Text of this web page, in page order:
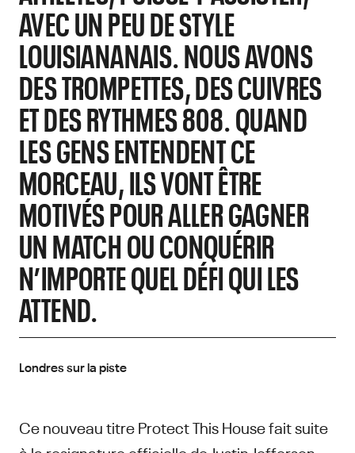
AVEC UN PEU DE STYLE
LOUISIANANAIS. NOUS AVONS
DES TROMPETTES, DES CUIVRES
ET DES RYTHMES 808. QUAND
LES GENS ENTENDENT CE
MORCEAU, ILS VONT ÊTRE
MOTIVÉS POUR ALLER GAGNER
UN MATCH OU CONQUÉRIR
N’IMPORTE QUEL DÉFI QUI LES
ATTEND.
Londres sur la piste
Ce nouveau titre Protect This House fait suite